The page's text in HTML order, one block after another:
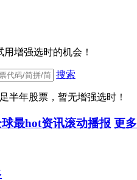
增强选时的机会！
搜索
半年股票，暂无增强选时！
最hot资讯滚动播报 更多